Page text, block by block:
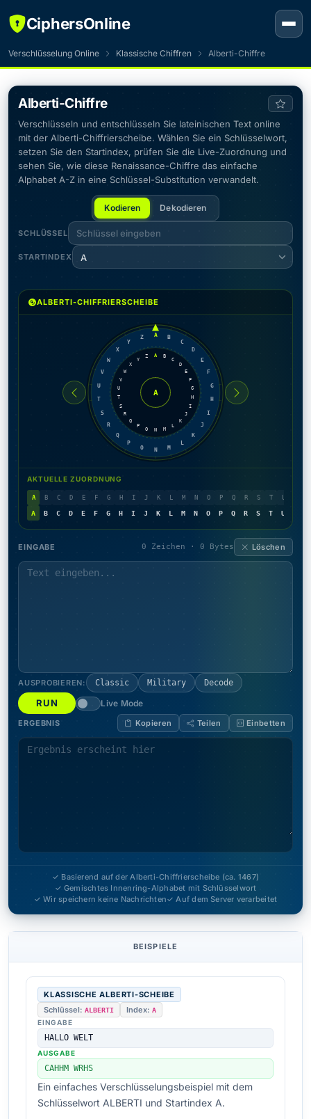
CiphersOnline
Verschlüsselung Online Klassische Chiffren Alberti-Chiffre
Alberti-Chiffre
Verschlüsseln und entschlüsseln Sie lateinischen Text online
mit der Alberti-Chiffrierscheibe. Wählen Sie ein Schlüsselwort,
setzen Sie den Startindex, prüfen Sie die Live-Zuordnung und
sehen Sie, wie diese Renaissance-Chiffre das einfache
Alphabet A-Z in eine Schlüssel-Substitution verwandelt.
Kodieren Dekodieren
SCHLÜSSEL
STARTINDEX A
ALBERTI-CHIFFRIERSCHEIBE
A B
C
D
E
F
G
H
I
J
K
L
M
N
O
P
Q
R
S
T
U
V
W
X
Y
Z
A B
C
D
E
F
G
H
I
J
K
L
M
N
O
P
Q
R
S
T
U
V
W
X
Y
Z
A
AKTUELLE ZUORDNUNG
A B C D E F G H I J K M N O P Q R S T
A B C D E F G H I J K L M N O P Q R S T U
EINGABE 0 Zeichen · 0 Bytes Löschen
AUSPROBIEREN: Classic Military Decode
RUN Live Mode
ERGEBNIS Kopieren Teilen Einbetten
✓ Basierend auf der Alberti-Chiffrierscheibe (ca. 1467)
✓ Gemischtes Innenring-Alphabet mit Schlüsselwort
✓ Wir speichern keine Nachrichten✓ Auf dem Server verarbeitet
BEISPIELE
KLASSISCHE ALBERTI-SCHEIBE
Schlüssel: ALBERTI Index: A
EINGABE
HALLO WELT
AUSGABE
CAHHM WRHS
Ein einfaches Verschlüsselungsbeispiel mit dem
Schlüsselwort ALBERTI und Startindex A.